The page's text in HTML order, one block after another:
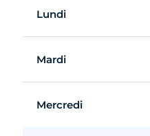
Lundi
Mardi
Mercredi